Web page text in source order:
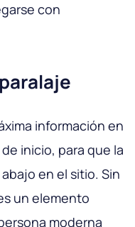
con
información en
inicio, para que la
en el sitio. Sin
un elemento
moderna